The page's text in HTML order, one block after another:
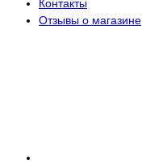
Контакты
Отзывы о магазине